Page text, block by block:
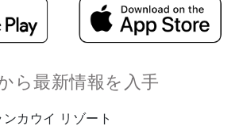
ら最新情報を入手
カウイ リゾート